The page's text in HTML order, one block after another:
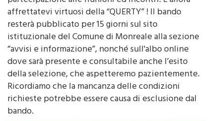
affrettatevi virtuosi della “QUERTY” ! Il bando
resterà pubblicato per 15 giorni sul sito
istituzionale del Comune di Monreale alla sezione
“avvisi e informazione”, nonché sull'albo online
dove sarà presente e consultabile anche l’esito
della selezione, che aspetteremo pazientemente.
Ricordiamo che la mancanza delle condizioni
richieste potrebbe essere causa di esclusione dal
bando.